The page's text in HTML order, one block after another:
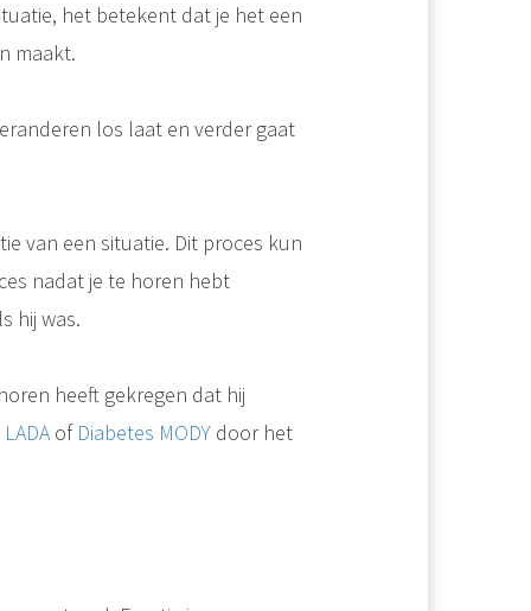
het betekent dat je het een
maakt.
los laat en verder gaat
van een situatie. Dit proces kun
nadat je te horen hebt
hij was.
heeft gekregen dat hij
LADAof Diabetes MODYdoor het